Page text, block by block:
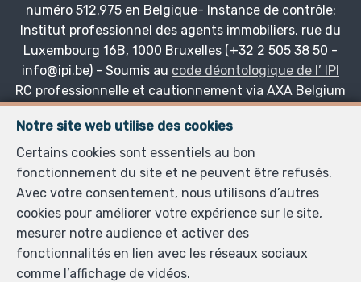
Notre site web utilise des cookies
Certains cookies sont essentiels au bon
fonctionnement du site et ne peuvent être refusés.
Avec votre consentement, nous utilisons d’autres
cookies pour améliorer votre expérience sur le site,
mesurer notre audience et activer des
fonctionnalités en lien avec les réseaux sociaux
comme l’affichage de vidéos.
numéro 512.975 en Belgique- Instance de contrôle:
Institut professionnel des agents immobiliers, rue du
Luxembourg 16B, 1000 Bruxelles (+32 2 505 38 50 -
info@ipi.be) - Soumis au code déontologique de l’ IPI
RC professionnelle et cautionnement via AXA Belgium
SA, Place du Trône 1, 1000 Bruxelles – police n°
730.390.160. Couverture valable pour les activités
réalisées en Belgique
SRL Immobilière Anne Durand
Sièges d'exploitation
Rue de Skeuvre 3 à 5360 Natoye en Belgique
Rue du Vélodrome 4/1 à 5580 Jemelle en Belgique